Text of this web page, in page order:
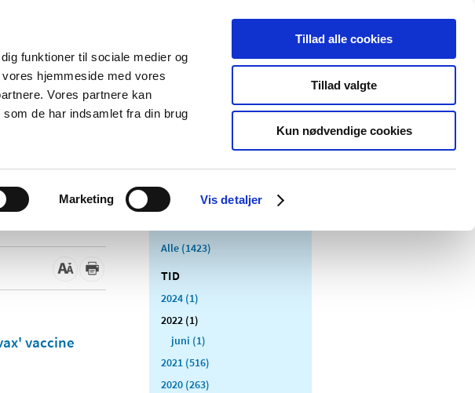
funktioner til sociale medier og
hjemmeside med vores
Vores partnere kan
de har indsamlet fra din brug
Marketing Vis detaljer
Tillad alle cookies
Tillad valgte
Kun nødvendige cookies
Om os Kontakt Udgivelser
og salg af
Medicinsk
Særlige
produktområder
vaccine
Alle (1423)
TID
2024 (1)
2022 (1)
juni (1)
2021 (516)
2020 (263)